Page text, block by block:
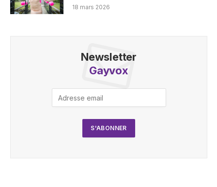
18 mars 2026
Newsletter
Gayvox